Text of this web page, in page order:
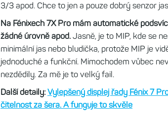
3/3 apod. Chce to jen a pouze dobrý senzor
Na Fénixech 7X Pro mám automatické
žádné úrovně apod. Jasně, je to MIP, kde se
minimální jas nebo bludička, protože MIP je
jednoduché a funkční. Mimochodem vůbec
nezdědily. Za mě je to velký fail.
Další detaily: Vylepšený displej řady Fénix 7
čitelnost za šera. A funguje to skvěle